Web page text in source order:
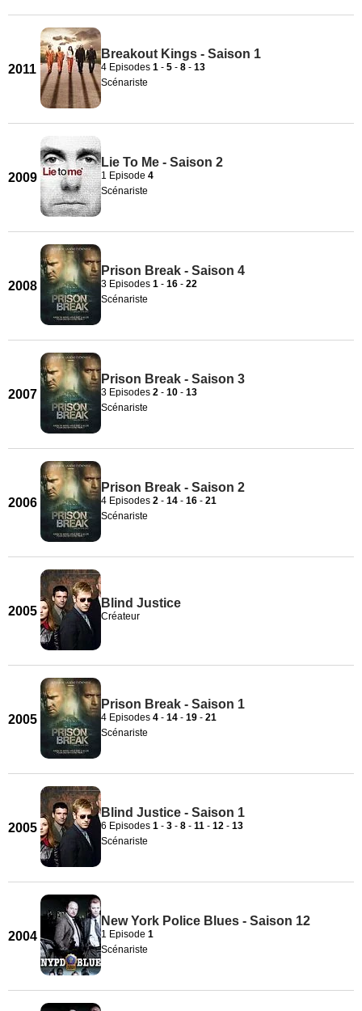
2011
Breakout Kings - Saison 1
4 Episodes 1 - 5 - 8 - 13
Scénariste
2009
Lie To Me - Saison 2
1 Episode 4
Scénariste
2008
Prison Break - Saison 4
3 Episodes 1 - 16 - 22
Scénariste
2007
Prison Break - Saison 3
3 Episodes 2 - 10 - 13
Scénariste
2006
Prison Break - Saison 2
4 Episodes 2 - 14 - 16 - 21
Scénariste
2005
Blind Justice
Créateur
2005
Prison Break - Saison 1
4 Episodes 4 - 14 - 19 - 21
Scénariste
2005
Blind Justice - Saison 1
6 Episodes 1 - 3 - 8 - 11 - 12 - 13
Scénariste
2004
New York Police Blues - Saison 12
1 Episode 1
Scénariste